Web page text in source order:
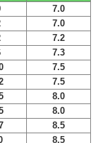
7.0
7.0
7.2
7.3
7.5
7.5
8.0
8.0
8.5
8.5